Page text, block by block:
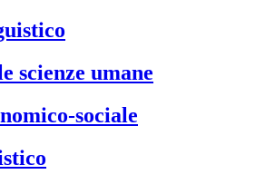
scienze umane
sociale